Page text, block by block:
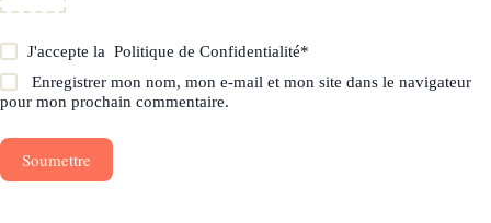
J'accepte laPolitique de Confidentialité*
Enregistrer mon nom, mon e-mail et mon site dans le navigateur
pour mon prochain commentaire.
Soumettre